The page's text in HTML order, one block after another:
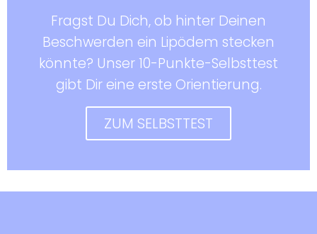
Fragst Du Dich, ob hinter Deinen
Beschwerden ein Lipödem stecken
könnte? Unser 10-Punkte-Selbsttest
gibt Dir eine erste Orientierung.
ZUM SELBSTTEST